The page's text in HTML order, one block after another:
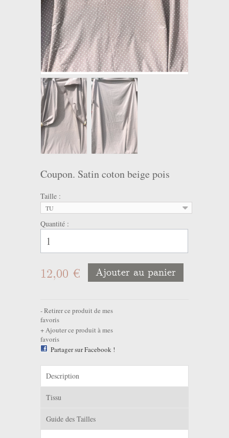
Coupon. Satin coton beige pois
Taille :
TU
Quantité :
12,00 € Ajouter au panier
Retirer ce produit de mes
favoris
Ajouter ce produit à mes
favoris
Partager sur Facebook !
Description
Tissu
Guide des Tailles